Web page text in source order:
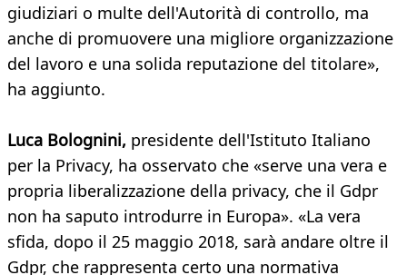
giudiziari o multe dell'Autorità di controllo, ma
anche di promuovere una migliore organizzazione
del lavoro e una solida reputazione del titolare»,
ha aggiunto.
Luca Bolognini, presidente dell'Istituto Italiano
per la Privacy, ha osservato che «serve una vera e
propria liberalizzazione della privacy, che il Gdpr
non ha saputo introdurre in Europa». «La vera
sfida, dopo il 25 maggio 2018, sarà andare oltre il
Gdpr, che rappresenta certo una normativa